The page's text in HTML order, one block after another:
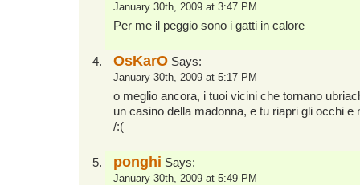
January 30th, 2009 at 3:47 PM
Per me il peggio sono i gatti in calore
OsKarO Says:
January 30th, 2009 at 5:17 PM
o meglio ancora, i tuoi vicini che tornano
un casino della madonna, e tu riapri gli occhi e
/:(
ponghi Says:
January 30th, 2009 at 5:49 PM